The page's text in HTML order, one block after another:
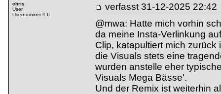
chris
User
Usernummer # 6
verfasst 31-12-2025
@mwa: Hatte mich vorhin
da meine Insta-Verlinkung
Clip, katapultiert mich
die Visuals stets eine
wurden anstelle eher
Visuals Mega Bässe'.
Und der Remix ist weiterhin